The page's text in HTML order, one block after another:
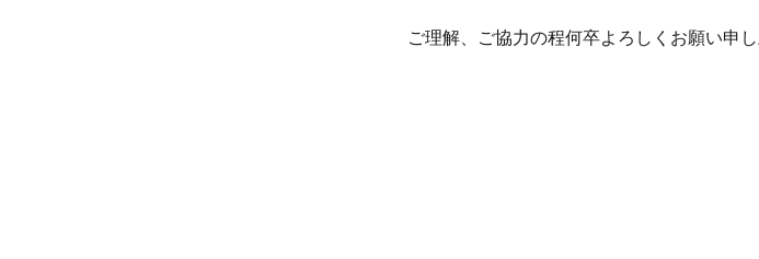
ご理解、ご協力の程何卒よろしくお願い申し